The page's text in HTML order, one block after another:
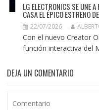
LG ELECTRONICS SE UNE
CASA EL ÉPICO ESTRENO
22/07/2026
Con el nuevo Creator
función interactiva del
DEJA UN COMENTARIO